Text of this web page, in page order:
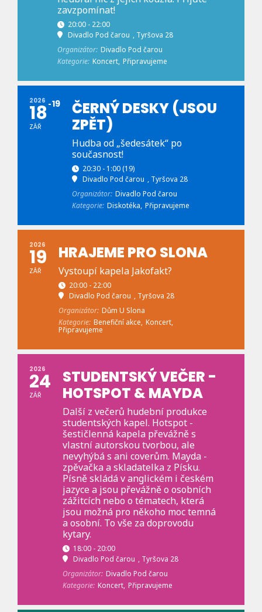
zavzpomínat!
20:00 - 22:00
Divadlo Pod čarou , Tyršova 28
Organizátor: Divadlo Pod čarou
Kategorie: Koncert, Připravujeme
2026
18
ZÁŘ
19
ČERNÝ DESKY (JSOU
ZPĚT)
Hudba od „šedesátek“ po
současnost!
20:30 - 1:00(19)
Divadlo Pod čarou , Tyršova 28
Organizátor: Divadlo Pod čarou
Kategorie: Diskotéka, Připravujeme
2026
19
ZÁŘ
HRAJEME PRO SLONA
Vystoupí kapela Jakofakt?
20:00 - 22:00
Divadlo Pod čarou , Tyršova 28
Organizátor: Dům U Slona
Kategorie: Benefiční akce, Koncert,
Připravujeme
2026
24
ZÁŘ
STUDENTSKÝ VEČER -
HOTSPOT & MAYDA
Další z večerů hudební produkce
studentských kapel. Hotspot -
šestičlenná kapela převážně s
vlastní autorskou tvorbou, ale
nevyhýbá s ani coverům. Mayda -
zpěvačka a skladatelka z Písku.
Písně skládá v anglickém i českém
jazyce a jsou převážně o osobních
zážitcích nebo o tématech, která
jsou možná pro někoho moc temná
a osobní. To vše za doprovodu
kytary.
18:00 - 20:00
Divadlo Pod čarou , Tyršova 28
Organizátor: Divadlo Pod čarou
Kategorie: Koncert, Připravujeme